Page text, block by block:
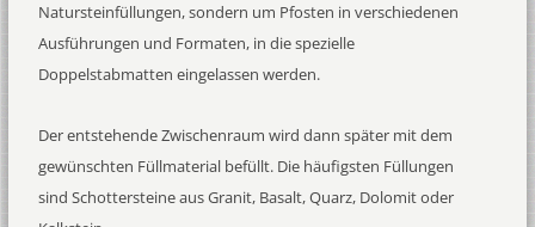
Natursteinfüllungen, sondern um Pfosten in verschiedenen
Ausführungen und Formaten, in die spezielle
Doppelstabmatten eingelassen werden.
Der entstehende Zwischenraum wird dann später mit dem
gewünschten Füllmaterial befüllt. Die häufigsten Füllungen
sind Schottersteine aus Granit, Basalt, Quarz, Dolomit oder